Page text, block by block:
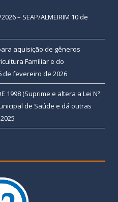
– SEAP/ALMEIRIM 10 de
aquisição de gêneros
Familiar e do
de fevereiro de 2026
1998 (Suprime e altera a Lei Nº
de Saúde e dá outras